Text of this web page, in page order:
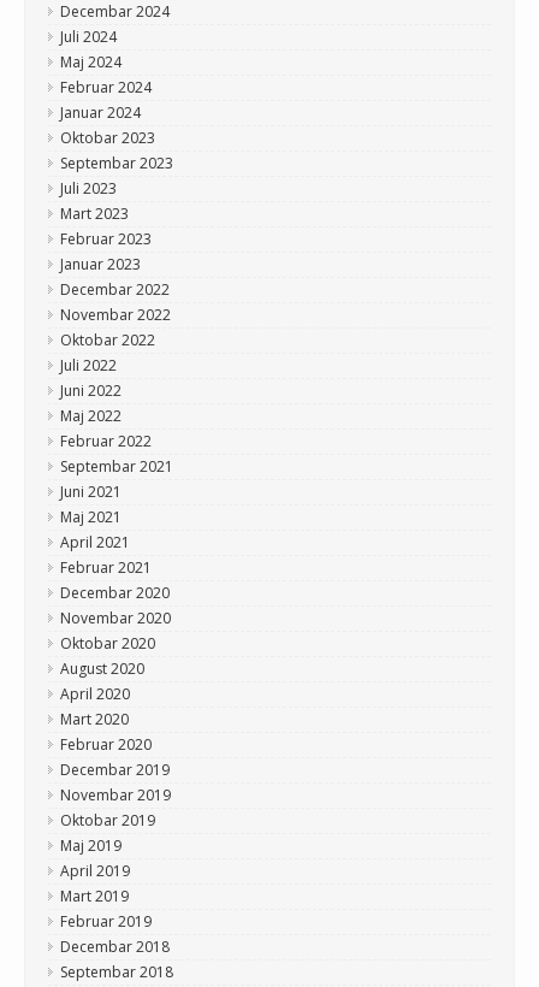
Decembar 2024
Juli 2024
Maj 2024
Februar 2024
Januar 2024
Oktobar 2023
Septembar 2023
Juli 2023
Mart 2023
Februar 2023
Januar 2023
Decembar 2022
Novembar 2022
Oktobar 2022
Juli 2022
Juni 2022
Maj 2022
Februar 2022
Septembar 2021
Juni 2021
Maj 2021
April 2021
Februar 2021
Decembar 2020
Novembar 2020
Oktobar 2020
August 2020
April 2020
Mart 2020
Februar 2020
Decembar 2019
Novembar 2019
Oktobar 2019
Maj 2019
April 2019
Mart 2019
Februar 2019
Decembar 2018
Septembar 2018